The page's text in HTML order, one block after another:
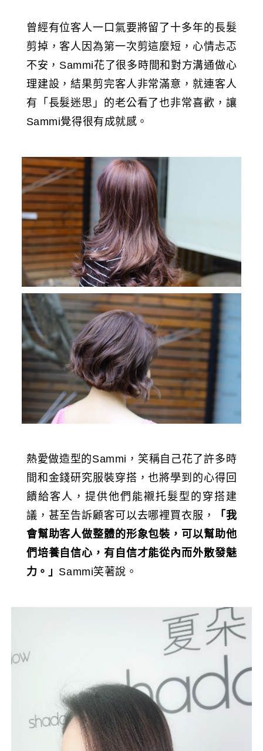
曾經有位客人一口氣要將留了十多年的長髮
剪掉，客人因為第一次剪這麼短，心情忐忑
不安，Sammi花了很多時間和對方溝通做心
理建設，結果剪完客人非常滿意，就連客人
有「長髮迷思」的老公看了也非常喜歡，讓
Sammi覺得很有成就感。
熱愛做造型的Sammi，笑稱自己花了許多時
間和金錢研究服裝穿搭，也將學到的心得回
饋給客人，提供他們能襯托髮型的穿搭建
議，甚至告訴顧客可以去哪裡買衣服，
「我
會幫助客人做整體的形象包裝，可以幫助他
們培養自信心，有自信才能從內而外散發魅
力。」 Sammi笑著說。